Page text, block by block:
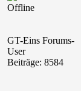
Offline
GT-Eins Forums-
User
Beiträge: 8584